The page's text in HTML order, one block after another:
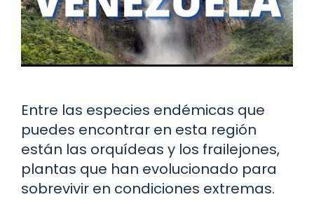
Entre las especies endémicas que
puedes encontrar en esta región
están las orquídeas y los frailejones,
plantas que han evolucionado para
sobrevivir en condiciones extremas.